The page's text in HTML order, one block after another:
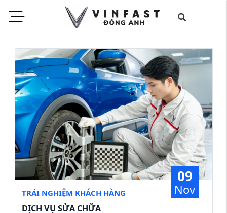
09
Nov
TRẢI NGHIỆM KHÁCH HÀNG
DỊCH VỤ SỬA CHỮA